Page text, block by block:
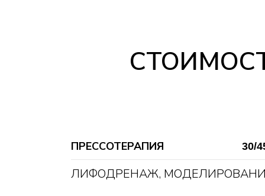
ПРЕССОТЕРАПИЯ 30/
ЛИФОДРЕНАЖ,